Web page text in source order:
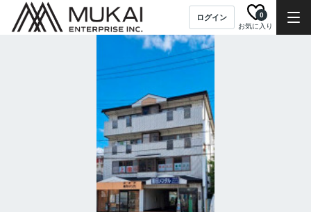
ログイン
お気に入り
0